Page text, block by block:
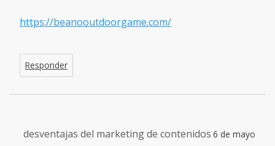
https://beanooutdoorgame.com/
Responder
desventajas del marketing de contenidos 6 de mayo